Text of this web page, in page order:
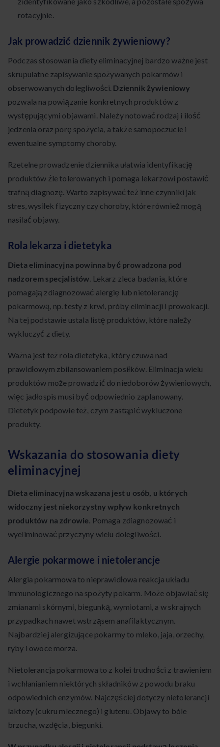
rotacyjnie.
Jak prowadzić dziennik żywieniowy?
Podczas stosowania diety eliminacyjnej bardzo ważne jest
skrupulatne zapisywanie spożywanych pokarmów i
obserwowanych dolegliwości. Dziennik żywieniowy
pozwala na powiązanie konkretnych produktów z
występującymi objawami. Należy notować rodzaj i ilość
jedzenia oraz porę spożycia, a także samopoczucie i
ewentualne symptomy choroby.
Rzetelne prowadzenie dziennika ułatwia identyfikację
produktów źle tolerowanych i pomaga lekarzowi postawić
trafną diagnozę. Warto zapisywać też inne czynniki jak
stres, wysiłek fizyczny czy choroby, które również mogą
nasilać objawy.
Rola lekarza i dietetyka
Dieta eliminacyjna powinna być prowadzona pod
nadzorem specjalistów. Lekarz zleca badania, które
pomagają zdiagnozować alergię lub nietolerancję
pokarmową, np. testy z krwi, próby eliminacji i prowokacji.
Na tej podstawie ustala listę produktów, które należy
wykluczyć z diety.
Ważna jest też rola dietetyka, który czuwa nad
prawidłowym zbilansowaniem posiłków. Eliminacja wielu
produktów może prowadzić do niedoborów żywieniowych,
więc jadłospis musi być odpowiednio zaplanowany.
Dietetyk podpowie też, czym zastąpić wykluczone
produkty.
Wskazania do stosowania diety
eliminacyjnej
Dieta eliminacyjna wskazana jest u osób, u których
widoczny jest niekorzystny wpływ konkretnych
produktów na zdrowie. Pomaga zdiagnozować i
wyeliminować przyczyny wielu dolegliwości.
Alergie pokarmowe i nietolerancje
Alergia pokarmowa to nieprawidłowa reakcja układu
immunologicznego na spożyty pokarm. Może objawiać się
zmianami skórnymi, biegunką, wymiotami, a w skrajnych
przypadkach nawet wstrząsem anafilaktycznym.
Najbardziej alergizujące pokarmy to mleko, jaja, orzechy,
ryby i owoce morza.
Nietolerancja pokarmowa to z kolei trudności z trawieniem
i wchłanianiem niektórych składników z powodu braku
odpowiednich enzymów. Najczęściej dotyczy nietolerancji
laktozy (cukru mlecznego) i glutenu. Objawy to bóle
brzucha, wzdęcia, biegunki.